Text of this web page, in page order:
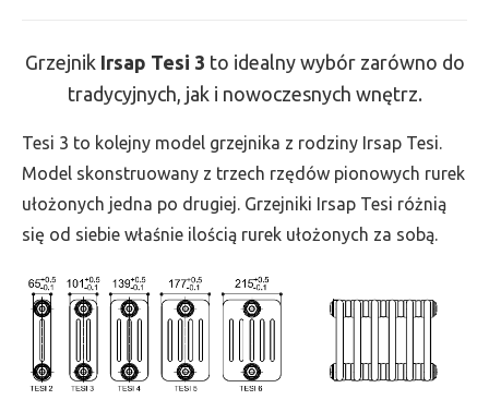
-
wys.
500,
szer.
1035,
1182
Grzejnik Irsap Tesi 3 to idealny wybór zarówno do
tradycyjnych, jak i nowoczesnych wnętrz.
Tesi 3 to kolejny model grzejnika z rodziny Irsap Tesi.
Model skonstruowany z trzech rzędów pionowych rurek
ułożonych jedna po drugiej. Grzejniki Irsap Tesi różnią
się od siebie właśnie ilością rurek ułożonych za sobą.